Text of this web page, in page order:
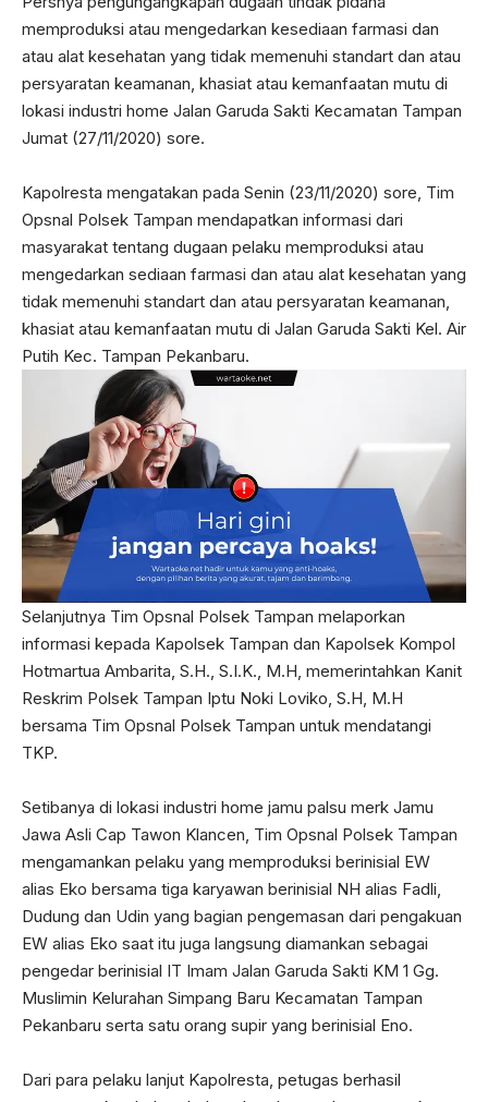
memproduksi atau mengedarkan kesediaan farmasi dan
atau alat kesehatan yang tidak memenuhi standart dan atau
persyaratan keamanan, khasiat atau kemanfaatan mutu di
lokasi industri home Jalan Garuda Sakti Kecamatan Tampan
Jumat (27/11/2020) sore.
Kapolresta mengatakan pada Senin (23/11/2020) sore, Tim
Opsnal Polsek Tampan mendapatkan informasi dari
masyarakat tentang dugaan pelaku memproduksi atau
mengedarkan sediaan farmasi dan atau alat kesehatan yang
tidak memenuhi standart dan atau persyaratan keamanan,
khasiat atau kemanfaatan mutu di Jalan Garuda Sakti Kel. Air
Putih Kec. Tampan Pekanbaru.
Selanjutnya Tim Opsnal Polsek Tampan melaporkan
informasi kepada Kapolsek Tampan dan Kapolsek Kompol
Hotmartua Ambarita, S.H., S.I.K., M.H, memerintahkan Kanit
Reskrim Polsek Tampan Iptu Noki Loviko, S.H, M.H
bersama Tim Opsnal Polsek Tampan untuk mendatangi
TKP.
Setibanya di lokasi industri home jamu palsu merk Jamu
Jawa Asli Cap Tawon Klancen, Tim Opsnal Polsek Tampan
mengamankan pelaku yang memproduksi berinisial EW
alias Eko bersama tiga karyawan berinisial NH alias Fadli,
Dudung dan Udin yang bagian pengemasan dari pengakuan
EW alias Eko saat itu juga langsung diamankan sebagai
pengedar berinisial IT Imam Jalan Garuda Sakti KM 1 Gg.
Muslimin Kelurahan Simpang Baru Kecamatan Tampan
Pekanbaru serta satu orang supir yang berinisial Eno.
Dari para pelaku lanjut Kapolresta, petugas berhasil